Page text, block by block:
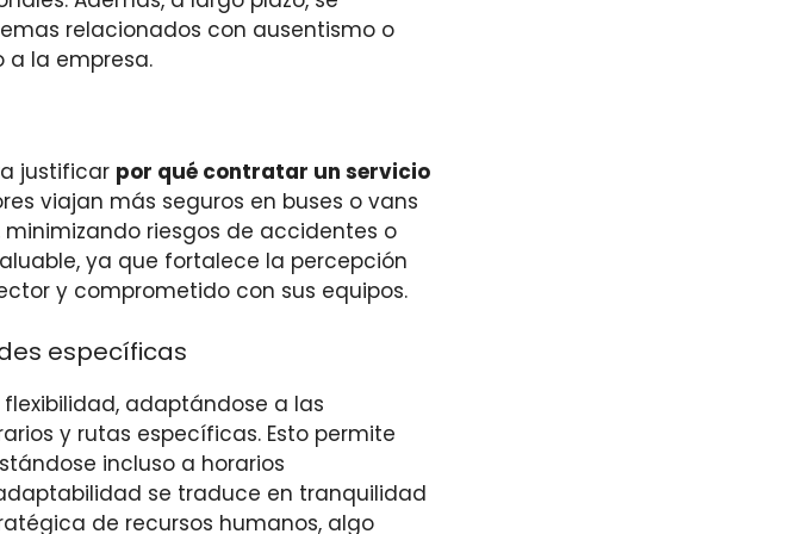
relacionados con ausentismo o
a la empresa.
justificar por qué contratar un servicio
viajan más seguros en buses o vans
riesgos de accidentes o
ya que fortalece la percepción
y comprometido con sus equipos.
específicas
adaptándose a las
y rutas específicas. Esto permite
incluso a horarios
se traduce en tranquilidad
de recursos humanos, algo